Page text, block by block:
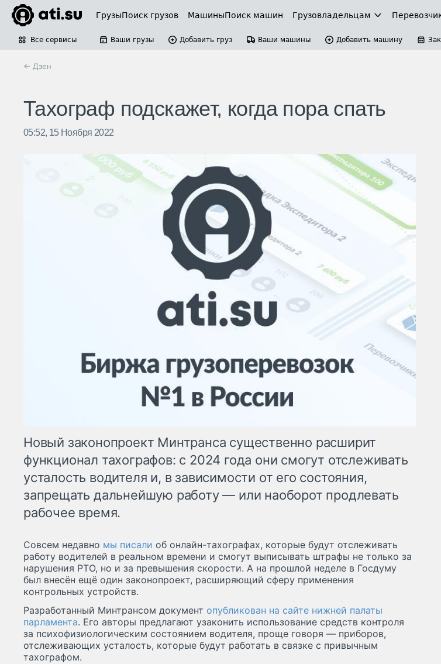
ГрузыПоиск грузов МашиныПоиск машин Грузовладельцам
Все сервисы Ваши грузы Добавить груз Ваши машины Добавить машину
← Дзен
Тахограф подскажет, когда пора спать
05:52, 15 Ноября 2022
Новый законопроект Минтранса существенно расширит
функционал тахографов: с 2024 года они смогут отслеживать
усталость водителя и, в зависимости от его состояния,
запрещать дальнейшую работу — или наоборот продлевать
рабочее время.
Совсем недавно мы писали об онлайн-тахографах, которые будут отслеживать
работу водителей в реальном времени и смогут выписывать штрафы не только за
нарушения РТО, но и за превышения скорости. А на прошлой неделе в Госдуму
был внесён ещё один законопроект, расширяющий сферу применения
контрольных устройств.
Разработанный Минтрансом документ опубликован на сайте нижней палаты
парламента. Его авторы предлагают узаконить использование средств контроля
за психофизиологическим состоянием водителя, проще говоря — приборов,
отслеживающих усталость, которые будут работать в связке с привычным
тахографом.